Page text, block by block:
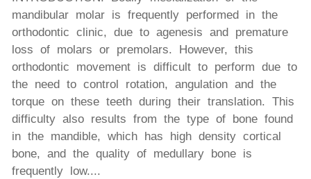
mandibular molar is frequently performed in the
orthodontic clinic, due to agenesis and premature
loss of molars or premolars. However, this
orthodontic movement is difficult to perform due to
the need to control rotation, angulation and the
torque on these teeth during their translation. This
difficulty also results from the type of bone found
in the mandible, which has high density cortical
bone, and the quality of medullary bone is
frequently low....